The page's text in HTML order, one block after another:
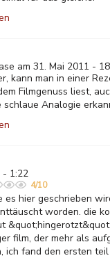
am 31. Mai 2011 -
kann man in einer
Filmgenuss liest,
schlaue Analogie
- 1:22
4/10
hier geschrieben
worden. die
film, der mehr als
ich fand den ersten